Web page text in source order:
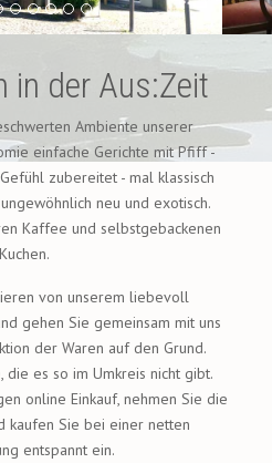
in der Aus:Zeit
Ambiente unserer
einfache Gerichte mit Pfiff -
zubereitet - mal klassisch
neu und exotisch.
Kaffee und selbstgebackenen
Kuchen.
von unserem liebevoll
gehen Sie gemeinsam mit uns
der Waren auf den Grund.
die es so im Umkreis nicht gibt.
online Einkauf, nehmen Sie die
kaufen Sie bei einer netten
entspannt ein.